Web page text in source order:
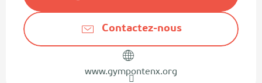
Contactez-nous
www.gympontenx.org